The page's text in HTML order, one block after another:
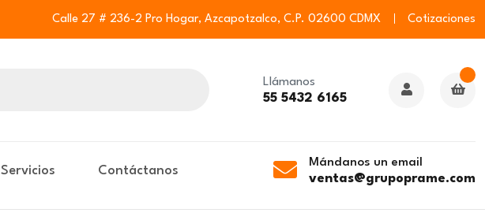
Calle 27 # 236-2 Pro Hogar, Azcapotzalco, C.P. 02600 CDMX Cotizaciones
Llámanos
55 5432 6165
Servicios Contáctanos
Mándanos un email
ventas@grupoprame.com